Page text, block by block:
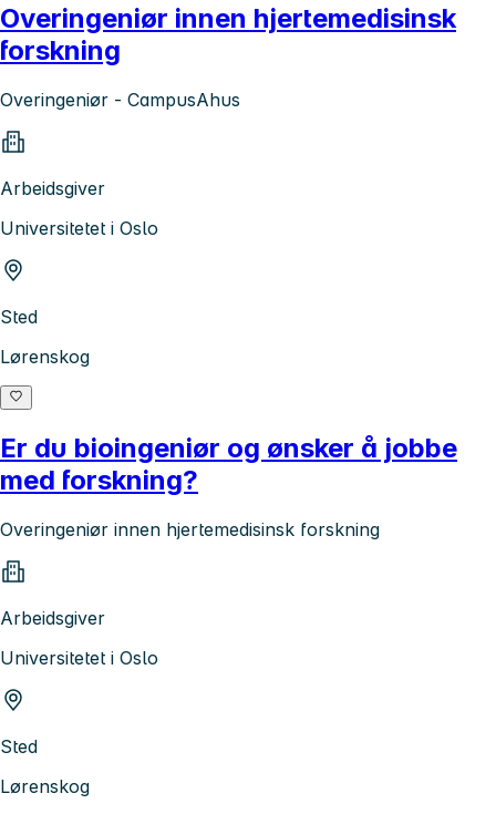
Overingeniør innen hjertemedisinsk
forskning
Overingeniør - CampusAhus
Arbeidsgiver
Universitetet i Oslo
Sted
Lørenskog
Er du bioingeniør og ønsker å jobbe
med forskning?
Overingeniør innen hjertemedisinsk forskning
Arbeidsgiver
Universitetet i Oslo
Sted
Lørenskog